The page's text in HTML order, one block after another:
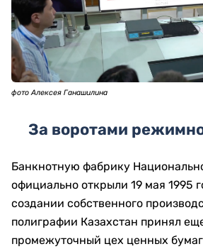
фото Алексея Ганашилина
За воротами
Банкнотную фабрику
официально открыли 19 мая 1995
создании собственного
полиграфии Казахстан принял
промежуточный цех ценных